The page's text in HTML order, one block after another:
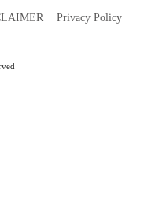
Privacy Policy